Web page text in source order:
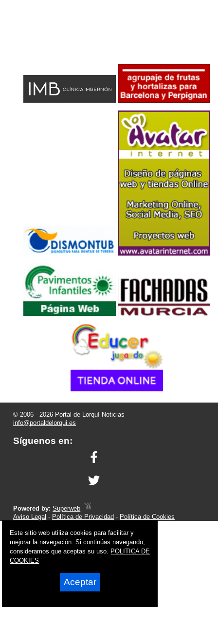
© 2006 - 2026 Portal de Lorquí Noticias
info@portaldelorqui.es
Síguenos en:
Powered by:Superweb
Aviso Legal - Política de Privacidad - Política de Cookies
Este sitio web utiliza cookies para facilitar y
mejorar la navegación. Si continúas navegando,
consideramos que aceptas su uso. POLITICA DE
COOKIES
Aceptar